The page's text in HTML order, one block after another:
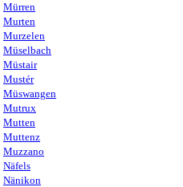
Mürren
Murten
Murzelen
Müselbach
Müstair
Mustér
Müswangen
Mutrux
Mutten
Muttenz
Muzzano
Näfels
Nänikon